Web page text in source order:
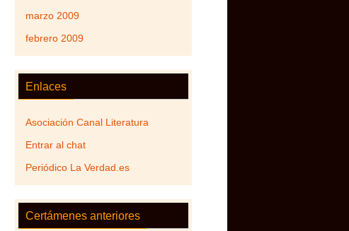
marzo 2009
febrero 2009
Enlaces
Asociación Canal Literatura
Entrar al chat
Periódico La Verdad.es
Certámenes anteriores